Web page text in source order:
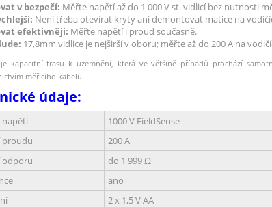
v bezpečí: Měřte napětí až do 1 000 V st. vidlicí bez nutnosti
Není třeba otevírat kryty ani demontovat matice na
efektivněji: Měřte napětí i proud současně.
17,8mm vidlice je nejširší v oboru; měřte až do 200 A na
kapacitní trasu k uzemnění, která ve většině případů prochází
měřicího kabelu.
údaje:
napětí
1000 V FieldSense
proudu
200 A
odporu
do 1 999Ω
ano
2 x 1,5 V AA